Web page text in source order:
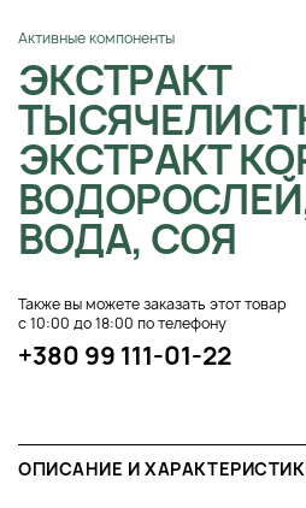
Активные компоненты
ЭКСТРАКТ
ЭКСТРАКТ
ВОДА, СОЯ
Также вы можете заказать этот товар
с 10:00 до 18:00 по телефону
+380 99 111-01-22
ОПИСАНИЕ И